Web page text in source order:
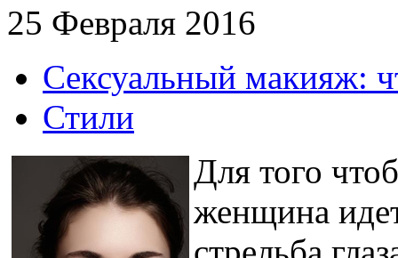
25 Февраля 2016
Сексуальный макияж:
Стили
Для того
женщина